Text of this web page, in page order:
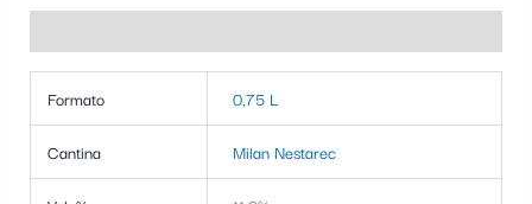
Formato 0,75 L
Cantina Milan Nestarec